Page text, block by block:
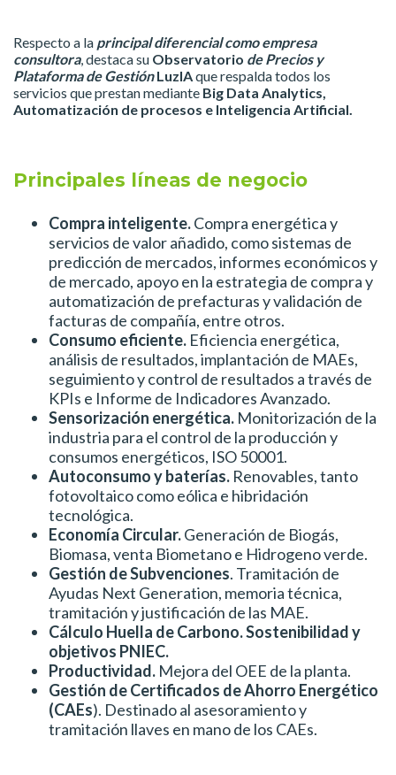
Respecto a la principal diferencial como empresa
consultora, destaca su Observatorio de Precios y
Plataforma de Gestión LuzIAque respalda todos los
servicios que prestan mediante Big Data Analytics,
Automatización de procesos e Inteligencia Artificial.
Principales líneas de negocio
Compra inteligente.Compra energética y
servicios de valor añadido, como sistemas de
predicción de mercados, informes económicos y
de mercado, apoyo en la estrategia de compra y
automatización de prefacturas y validación de
facturas de compañía, entre otros.
Consumo eficiente. Eficiencia energética,
análisis de resultados, implantación de MAEs,
seguimiento y control de resultados a través de
KPIs e Informe de Indicadores Avanzado.
Sensorización energética. Monitorización de la
industria para el control de la producción y
consumos energéticos, ISO 50001.
Autoconsumo y baterías. Renovables, tanto
fotovoltaico como eólica e hibridación
tecnológica.
Economía Circular.Generación de Biogás,
Biomasa, venta Biometano e Hidrogeno verde.
Gestión de Subvenciones. Tramitación de
Ayudas Next Generation, memoria técnica,
tramitación y justificación de las MAE.
Cálculo Huella de Carbono. Sostenibilidad y
objetivos PNIEC.
Productividad. Mejora del OEE de la planta.
Gestión de Certificados de Ahorro Energético
(CAEs). Destinado al asesoramiento y
tramitación llaves en mano de los CAEs.